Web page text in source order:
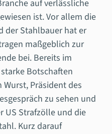
auf verlässliche
ist. Vor allem die
der Stahlbauer hat er
maßgeblich zur
bei. Bereits im
Botschaften
Präsident des
zu sehen und
US Strafzölle und die
Kurz darauf